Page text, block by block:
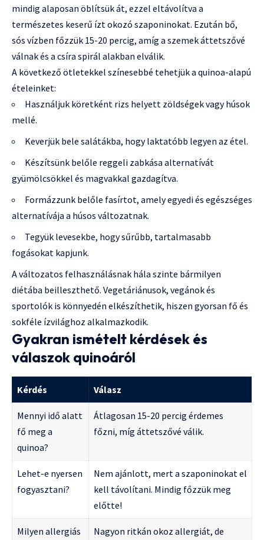
mindig alaposan öblítsük át, ezzel eltávolítva a
természetes keserű ízt okozó szaponinokat. Ezután bő,
sós vízben főzzük 15-20 percig, amíg a szemek áttetszővé
válnak és a csíra spirál alakban elválik.
A következő ötletekkel színesebbé tehetjük a quinoa-alapú
ételeinket:
Használjuk köretként rizs helyett zöldségek vagy húsok
mellé.
Keverjük bele salátákba, hogy laktatóbb legyen az étel.
Készítsünk belőle reggeli zabkása alternatívát
gyümölcsökkel és magvakkal gazdagítva.
Formázzunk belőle fasírtot, amely egyedi és egészséges
alternatívája a húsos változatnak.
Tegyük levesekbe, hogy sűrűbb, tartalmasabb
fogásokat kapjunk.
A változatos felhasználásnak hála szinte bármilyen
diétába beilleszthető. Vegetáriánusok, vegánok és
sportolók is könnyedén elkészíthetik, hiszen gyorsan fő és
sokféle ízvilághoz alkalmazkodik.
Gyakran ismételt kérdések és
válaszok quinoáról
Kérdés Válasz
Mennyi idő alatt
fő meg a
quinoa?
Átlagosan 15-20 percig érdemes
főzni, míg áttetszővé válik.
Lehet-e nyersen
fogyasztani?
Nem ajánlott, mert a szaponinokat el
kell távolítani. Mindig főzzük meg
előtte!
Milyen allergiás
Nagyon ritkán okoz allergiát, de